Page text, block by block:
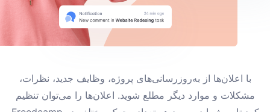
با اعلان‌ها از به‌روزرسانی‌های پروژه، وظایف جدید، نظرات،
مشکلات و موارد دیگر مطلع شوید. اعلان‌ها را می‌توان تنظیم